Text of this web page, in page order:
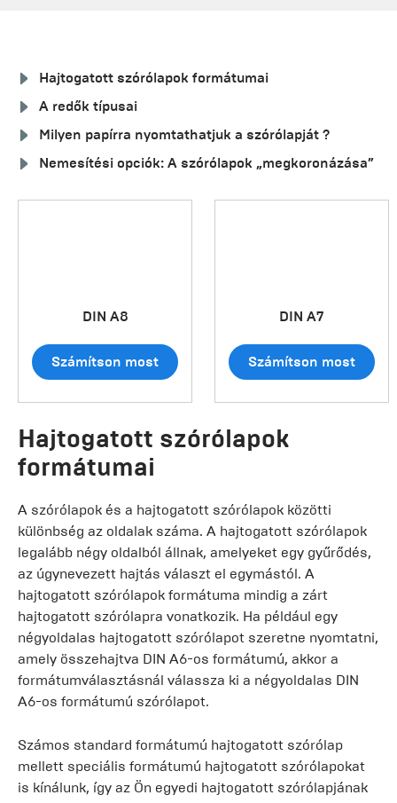
Hajtogatott szórólapok formátumai
A redők típusai
Milyen papírra nyomtathatjuk a szórólapját ?
Nemesítési opciók: A szórólapok „megkoronázása”
DIN A8
Számítson most
DIN A7
Számítson most
Hajtogatott szórólapok
formátumai
A szórólapok és a hajtogatott szórólapok közötti
különbség az oldalak száma. A hajtogatott szórólapok
legalább négy oldalból állnak, amelyeket egy gyűrődés,
az úgynevezett hajtás választ el egymástól. A
hajtogatott szórólapok formátuma mindig a zárt
hajtogatott szórólapra vonatkozik. Ha például egy
négyoldalas hajtogatott szórólapot szeretne nyomtatni,
amely összehajtva DIN A6-os formátumú, akkor a
formátumválasztásnál válassza ki a négyoldalas DIN
A6-os formátumú szórólapot.
Számos standard formátumú hajtogatott szórólap
mellett speciális formátumú hajtogatott szórólapokat
is kínálunk, így az Ön egyedi hajtogatott szórólapjának